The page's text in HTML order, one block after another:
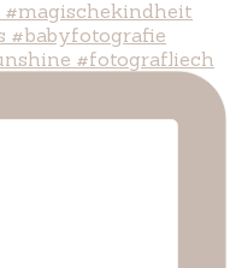
#fotografliech